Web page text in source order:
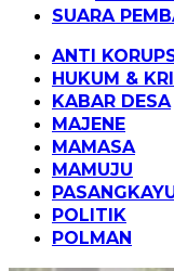
SUARA
ANTI
HUKUM &
KABAR DESA
MAJENE
MAMASA
MAMUJU
POLITIK
POLMAN